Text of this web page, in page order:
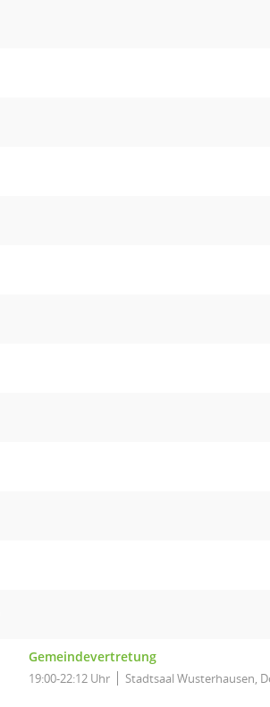
Gemeindevertretung
19:00-22:12 Uhr Stadtsaal Wusterhausen,